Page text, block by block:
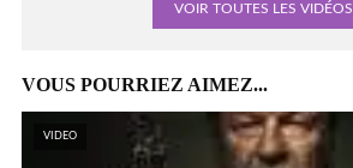
VOIR TOUTES LES VIDÉOS
VOUS POURRIEZ AIMEZ...
VIDEO